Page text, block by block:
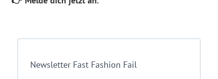
Newsletter Fast Fashion Fail